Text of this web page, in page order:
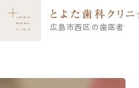
広島市西区の歯医者